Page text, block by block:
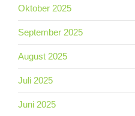
Oktober 2025
September 2025
August 2025
Juli 2025
Juni 2025